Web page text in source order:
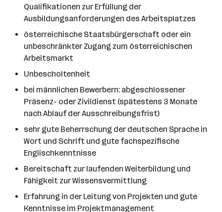
Qualifikationen zur Erfüllung der
Ausbildungsanforderungen des Arbeitsplatzes
österreichische Staatsbürgerschaft oder ein
unbeschränkter Zugang zum österreichischen
Arbeitsmarkt
Unbescholtenheit
bei männlichen Bewerbern: abgeschlossener
Präsenz- oder Zivildienst (spätestens 3 Monate
nach Ablauf der Ausschreibungsfrist)
sehr gute Beherrschung der deutschen Sprache in
Wort und Schrift und gute fachspezifische
Englischkenntnisse
Bereitschaft zur laufenden Weiterbildung und
Fähigkeit zur Wissensvermittlung
Erfahrung in der Leitung von Projekten und gute
Kenntnisse im Projektmanagement